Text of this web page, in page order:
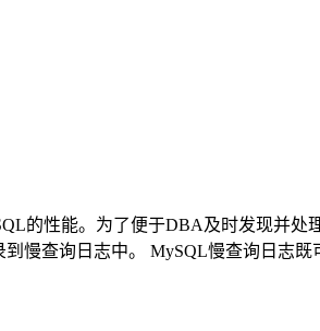
的性能。为了便于DBA及时发现并
到慢查询日志中。 MySQL慢查询日